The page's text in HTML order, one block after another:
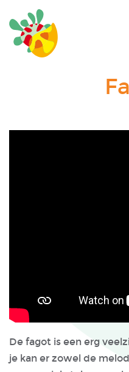
De fagot is een erg
je kan er zowel de